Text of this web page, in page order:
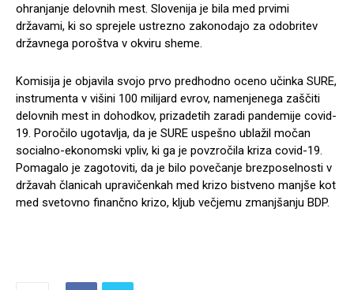
ohranjanje delovnih mest. Slovenija je bila med prvimi
državami, ki so sprejele ustrezno zakonodajo za odobritev
državnega poroštva v okviru sheme.
Komisija je objavila svojo prvo predhodno oceno učinka SURE,
instrumenta v višini 100 milijard evrov, namenjenega zaščiti
delovnih mest in dohodkov, prizadetih zaradi pandemije covid-
19. Poročilo ugotavlja, da je SURE uspešno ublažil močan
socialno-ekonomski vpliv, ki ga je povzročila kriza covid-19.
Pomagalo je zagotoviti, da je bilo povečanje brezposelnosti v
državah članicah upravičenkah med krizo bistveno manjše kot
med svetovno finančno krizo, kljub večjemu zmanjšanju BDP.